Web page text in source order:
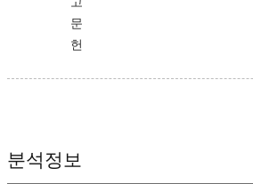
문
헌
분석정보